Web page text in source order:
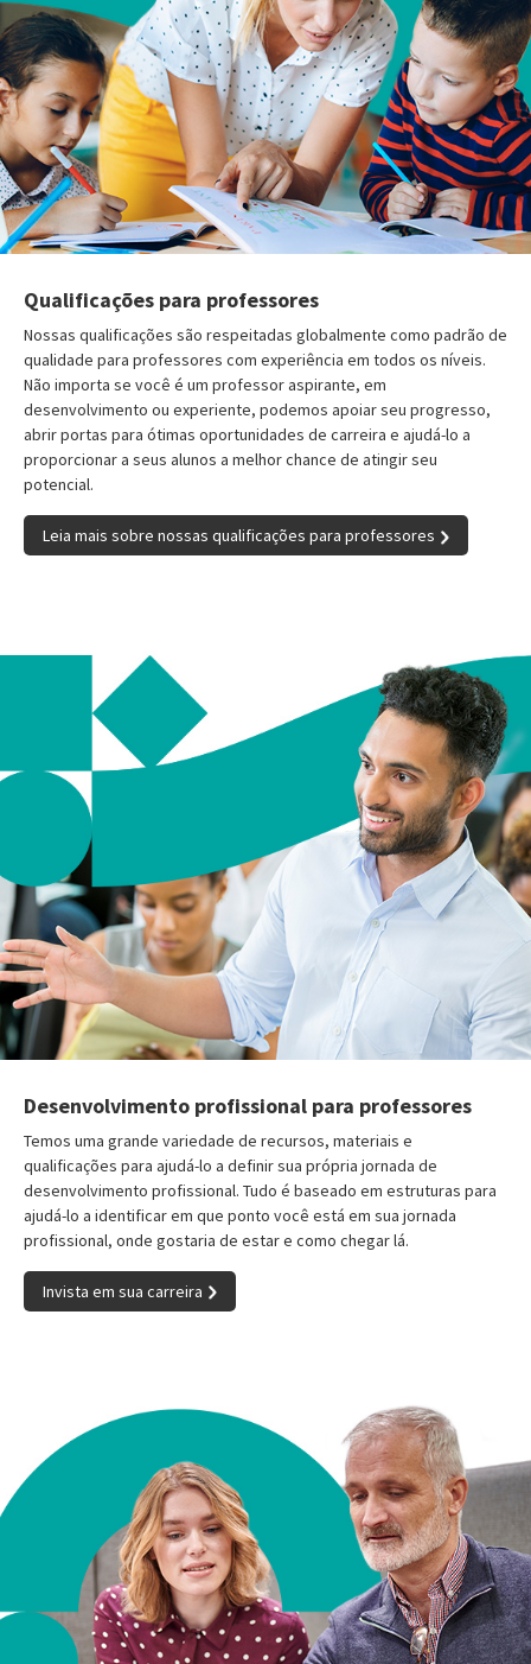
Qualificações para professores
Nossas qualificações são respeitadas globalmente como padrão de
qualidade para professores com experiência em todos os níveis.
Não importa se você é um professor aspirante, em
desenvolvimento ou experiente, podemos apoiar seu progresso,
abrir portas para ótimas oportunidades de carreira e ajudá-lo a
proporcionar a seus alunos a melhor chance de atingir seu
potencial.
Leia mais sobre nossas qualificações para professores
Desenvolvimento profissional para professores
Temos uma grande variedade de recursos, materiais e
qualificações para ajudá-lo a definir sua própria jornada de
desenvolvimento profissional. Tudo é baseado em estruturas para
ajudá-lo a identificar em que ponto você está em sua jornada
profissional, onde gostaria de estar e como chegar lá.
Invista em sua carreira